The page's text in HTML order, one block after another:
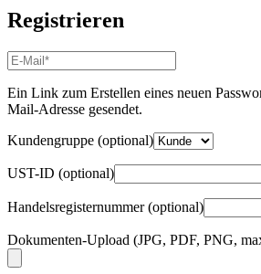
Registrieren
E-
Mail-
Adresse*
Erforderlich
Ein Link zum Erstellen eines neuen
Mail-Adresse gesendet.
Kundengruppe (optional)
UST-ID (optional)
Handelsregisternummer(optional)
Dokumenten-Upload (JPG, PDF, PNG,